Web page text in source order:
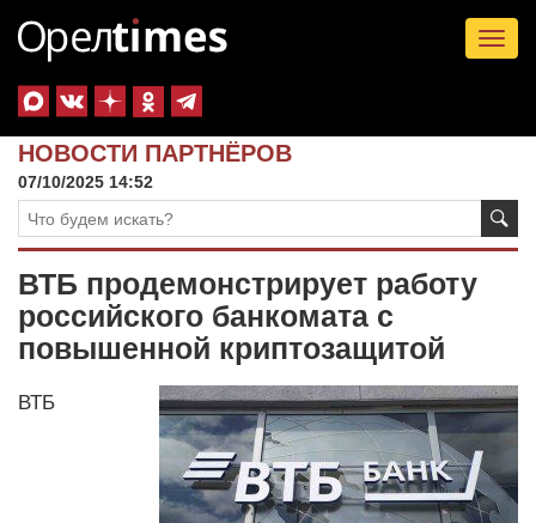
НОВОСТИ ПАРТНЁРОВ
07/10/2025 14:52
ВТБ продемонстрирует работу
российского банкомата с
повышенной криптозащитой
ВТБ